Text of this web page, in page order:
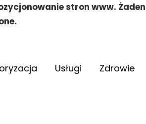
stron www.
Usługi Zdrowie